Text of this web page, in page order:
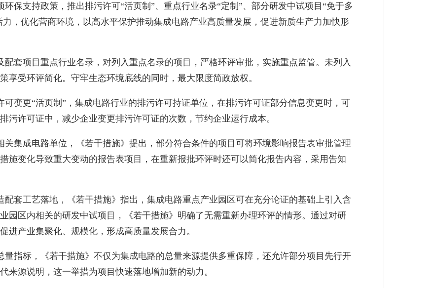
保支持政策，推出排污许可“活页制”、重点行业名录“定制”、部分研发中试项目“免于多
，优化营商环境，以高水平保护推动集成电路产业高质量发展，促进新质生产力加快形
套项目重点行业名录，对列入重点名录的项目，严格环评审批，实施重点监管。未列入
享受环评简化。守牢生态环境底线的同时，最大限度简政放权。
变更“活页制”，集成电路行业的排污许可持证单位，在排污许可证部分信息变更时，可
污许可证中，减少企业变更排污许可证的次数，节约企业运行成本。
集成电路单位，《若干措施》提出，部分符合条件的项目可将环境影响报告表审批管理
施变化导致重大变动的报告表项目，在重新报批环评时还可以简化报告内容，采用告知
套工艺落地，《若干措施》指出，集成电路重点产业园区可在充分论证的基础上引入含
园区内相关的研发中试项目，《若干措施》明确了无需重新办理环评的情形。通过对研
进产业集聚化、规模化，形成高质量发展合力。
量指标，《若干措施》不仅为集成电路的总量来源提供多重保障，还允许部分项目先行开
来源说明，这一举措为项目快速落地增加新的动力。